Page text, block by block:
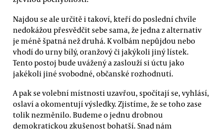
Najdou se ale určitě i takoví, kteří do poslední chvíle
nedokážou přesvědčit sebe sama, že jedna z alternativ
je méně špatná než druhá. K volbám nepůjdou nebo
vhodí do urny bílý, oranžový či jakýkoli jiný lístek.
Tento postoj bude uvážený a zaslouží si úctu jako
jakékoli jiné svobodné, občanské rozhodnutí.
A pak se volební místnosti uzavřou, spočítají se, vyhlásí,
oslaví a okomentují výsledky. Zjistíme, že se toho zase
tolik nezměnilo. Budeme o jednu drobnou
demokratickou zkušenost bohatší. Snad nám